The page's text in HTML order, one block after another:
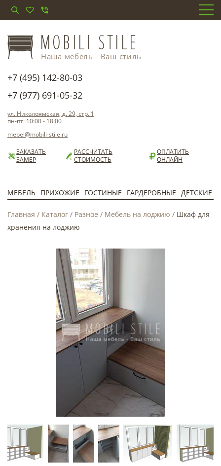
Наша мебель - Ваш стиль
+7 (495) 142-80-03
+7 (977) 691-05-32
ул. Николоямская, д. 29, стр. 1
пн-пт: 10:00 - 18:00
mebel@mobili-stile.ru
ЗАКАЗАТЬ
ЗАМЕР
РАССЧИТАТЬ
СТОИМОСТЬ
ОПЛАТИТЬ
ОНЛАЙН
МЕБЕЛЬ ПРИХОЖИЕ ГОСТИНЫЕ ГАРДЕРОБНЫЕ ДЕТСКИЕ
Главная / Каталог / Разное / Мебель на лоджию / Шкаф для
хранения на лоджию